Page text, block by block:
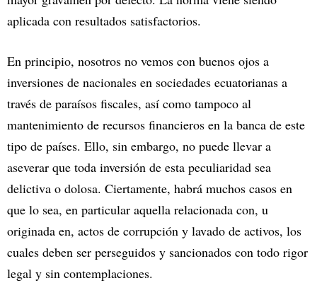
aplicada con resultados satisfactorios.
En principio, nosotros no vemos con buenos ojos a
inversiones de nacionales en sociedades ecuatorianas a
través de paraísos fiscales, así como tampoco al
mantenimiento de recursos financieros en la banca de este
tipo de países. Ello, sin embargo, no puede llevar a
aseverar que toda inversión de esta peculiaridad sea
delictiva o dolosa. Ciertamente, habrá muchos casos en
que lo sea, en particular aquella relacionada con, u
originada en, actos de corrupción y lavado de activos, los
cuales deben ser perseguidos y sancionados con todo rigor
legal y sin contemplaciones.